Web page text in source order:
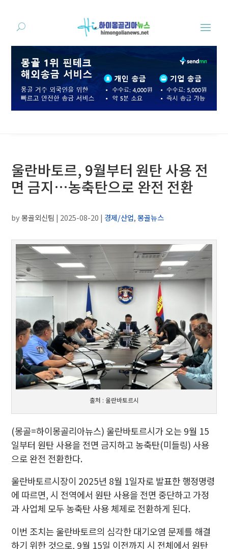
울란바토르, 9월부터 원탄 사용 전
면 금지…농축탄으로 완전 전환
by몽골외신팀 | 2025-08-20 | 경제/산업,몽골뉴스
출처 : 울란바토르시
(몽골=하이몽골리아뉴스) 울란바토르시가 오는 9월 15
일부터 원탄 사용을 전면 금지하고 농축탄(미들링) 사용
으로 완전 전환한다.
울란바토르시장이 2025년 8월 1일자로 발표한 행정명령
에 따르면, 시 전역에서 원탄 사용을 전면 중단하고 가정
과 사업체 모두 농축탄 사용 체제로 전환하게 된다.
이번 조치는 울란바토르의 심각한 대기오염 문제를 해결
하기 위한 것으로, 9월 15일 이전까지 시 전체에서 원탄